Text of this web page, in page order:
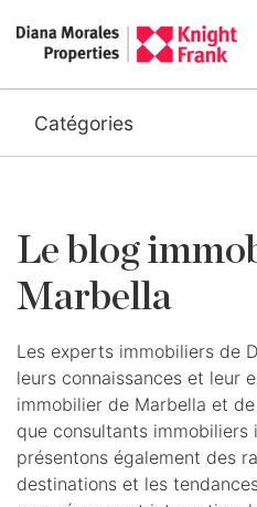
Catégories
Le blog
Marbella
Les experts immobiliers de
leurs connaissances et leur
immobilier de Marbella et
que consultants immobiliers
présentons également des
destinations et les